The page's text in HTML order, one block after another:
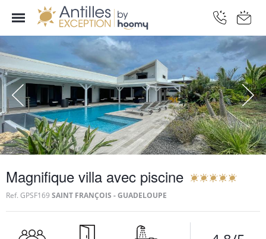
Magnifique villa avec piscine
Ref. GPSF169 SAINT FRANÇOIS - GUADELOUPE